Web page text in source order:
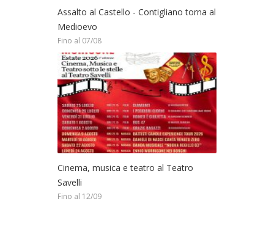
Assalto al Castello - Contigliano torna al
Medioevo
Fino al 07/08
Cinema, musica e teatro al Teatro
Savelli
Fino al 12/09